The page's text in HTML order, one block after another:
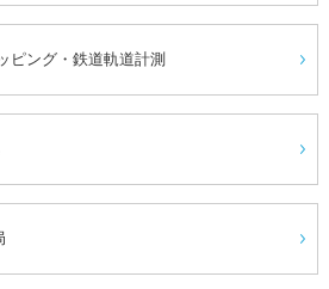
ピング・鉄道軌道計測